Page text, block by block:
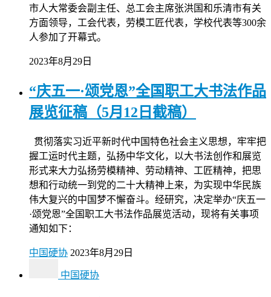
市人大常委会副主任、总工会主席张洪国和乐清市有关
方面领导，工会代表，劳模工匠代表，学校代表等300余
人参加了开幕式。
2023年8月29日
“庆五一·颂党恩”全国职工大书法作品
展览征稿（5月12日截稿）
贯彻落实习近平新时代中国特色社会主义思想，牢牢把
握工运时代主题，弘扬中华文化，以大书法创作和展览
形式来大力弘扬劳模精神、劳动精神、工匠精神，把思
想和行动统一到党的二十大精神上来，为实现中华民族
伟大复兴的中国梦不懈奋斗。经研究，决定举办“庆五一
·颂党恩”全国职工大书法作品展览活动，现将有关事项
通知如下：
中国硬协 2023年8月29日
中国硬协